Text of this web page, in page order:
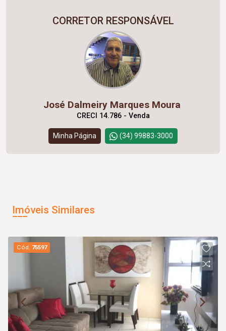
CORRETOR RESPONSÁVEL
José Dalmeiry Marques Moura
CRECI 14.786 - Venda
Minha Página (34) 99883-3000
Imóveis Similares
Cód. 75597